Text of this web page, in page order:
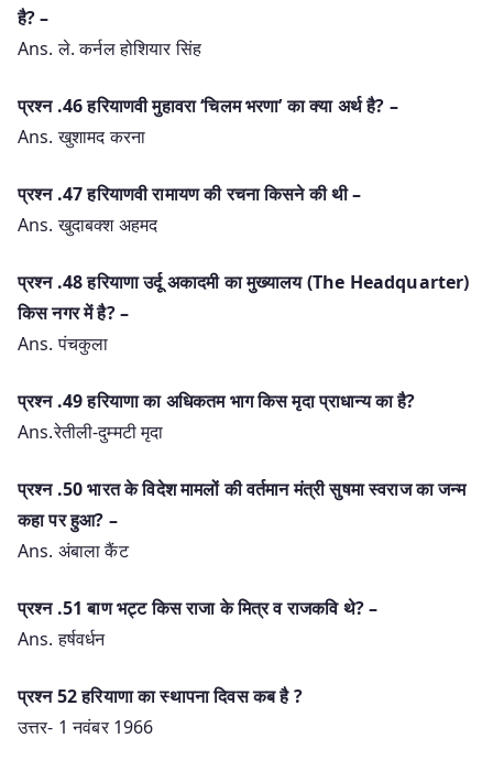
है? –
Ans. ले. कर्नल होशियार सिंह
प्रश्‍न .46 हरियाणवी मुहावरा ‘चिलम भरणा’ का क्या अर्थ है? –
Ans. खुशामद करना
प्रश्‍न .47 हरियाणवी रामायण की रचना किसने की थी –
Ans. खुदाबक्श अहमद
प्रश्‍न .48 हरियाणा उर्दू अकादमी का मुख्यालय (The Headquarter)
किस नगर में है? –
Ans. पंचकुला
प्रश्‍न .49 हरियाणा का अधिकतम भाग किस मृदा प्राधान्य का है?
Ans.रेतीली-दुम्मटी मृदा
प्रश्‍न .50 भारत के विदेश मामलों की वर्तमान मंत्री सुषमा स्वराज का जन्म
कहा पर हुआ? –
Ans. अंबाला कैंट
प्रश्‍न .51 बाण भट्ट किस राजा के मित्र व राजकवि थे? –
Ans. हर्षवर्धन
प्रश्न 52 हरियाणा का स्थापना दिवस कब है ?
उत्तर- 1 नवंबर 1966